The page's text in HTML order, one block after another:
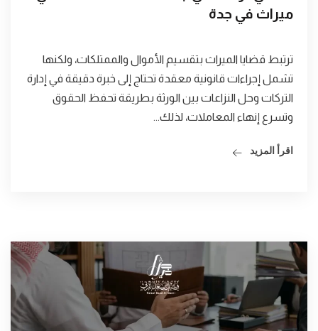
ميراث في جدة
ترتبط قضايا الميراث بتقسيم الأموال والممتلكات، ولكنها
تشمل إجراءات قانونية معقدة تحتاج إلى خبرة دقيقة في إدارة
التركات وحل النزاعات بين الورثة بطريقة تحفظ الحقوق
وتسرع إنهاء المعاملات، لذلك...
اقرأ المزيد